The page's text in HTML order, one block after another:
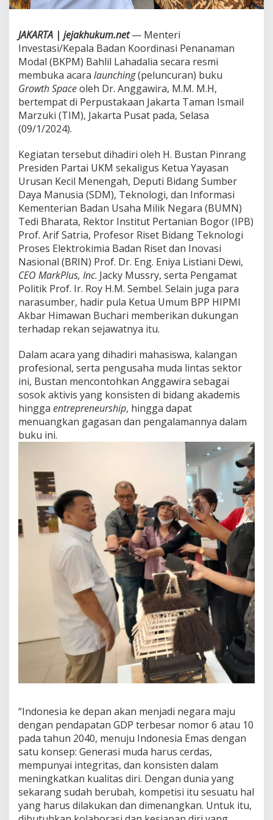
n
P
a
r
t
a
i
U
B
u
s
t
a
n
P
i
n
r
n
g
:
G
e
n
r
a
s
i
M
u
d
H
a
n
A
m
b
l
e
p
u
t
u
s
n
e
r
b
i
s
n
i
s
JAKARTA | jejakhukum.net— Menteri
Investasi/Kepala Badan Koordinasi Penanaman
Modal (BKPM) Bahlil Lahadalia secara resmi
membuka acara launching(peluncuran) buku
Growth Spaceoleh Dr. Anggawira, M.M. M.H,
bertempat di Perpustakaan Jakarta Taman Ismail
Marzuki (TIM), Jakarta Pusat pada, Selasa
(09/1/2024).
Kegiatan tersebut dihadiri oleh H. Bustan Pinrang
Presiden Partai UKM sekaligus Ketua Yayasan
Urusan Kecil Menengah, Deputi Bidang Sumber
Daya Manusia (SDM), Teknologi, dan Informasi
Kementerian Badan Usaha Milik Negara (BUMN)
Tedi Bharata, Rektor Institut Pertanian Bogor (IPB)
Prof. Arif Satria, Profesor Riset Bidang Teknologi
Proses Elektrokimia Badan Riset dan Inovasi
Nasional (BRIN) Prof. Dr. Eng. Eniya Listiani Dewi,
CEO MarkPlus, Inc. Jacky Mussry, serta Pengamat
Politik Prof. Ir. Roy H.M. Sembel. Selain juga para
narasumber, hadir pula Ketua Umum BPP HIPMI
Akbar Himawan Buchari memberikan dukungan
terhadap rekan sejawatnya itu.
Dalam acara yang dihadiri mahasiswa, kalangan
profesional, serta pengusaha muda lintas sektor
ini, Bustan mencontohkan Anggawira sebagai
sosok aktivis yang konsisten di bidang akademis
hingga entrepreneurship, hingga dapat
menuangkan gagasan dan pengalamannya dalam
buku ini.
“Indonesia ke depan akan menjadi negara maju
dengan pendapatan GDP terbesar nomor 6 atau 10
pada tahun 2040, menuju Indonesia Emas dengan
satu konsep: Generasi muda harus cerdas,
mempunyai integritas, dan konsisten dalam
meningkatkan kualitas diri. Dengan dunia yang
sekarang sudah berubah, kompetisi itu sesuatu hal
yang harus dilakukan dan dimenangkan. Untuk itu,